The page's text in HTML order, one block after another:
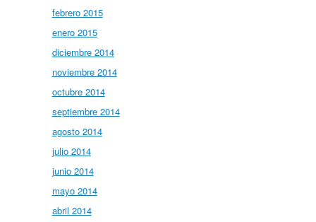
febrero 2015
enero 2015
diciembre 2014
noviembre 2014
octubre 2014
septiembre 2014
agosto 2014
julio 2014
junio 2014
mayo 2014
abril 2014